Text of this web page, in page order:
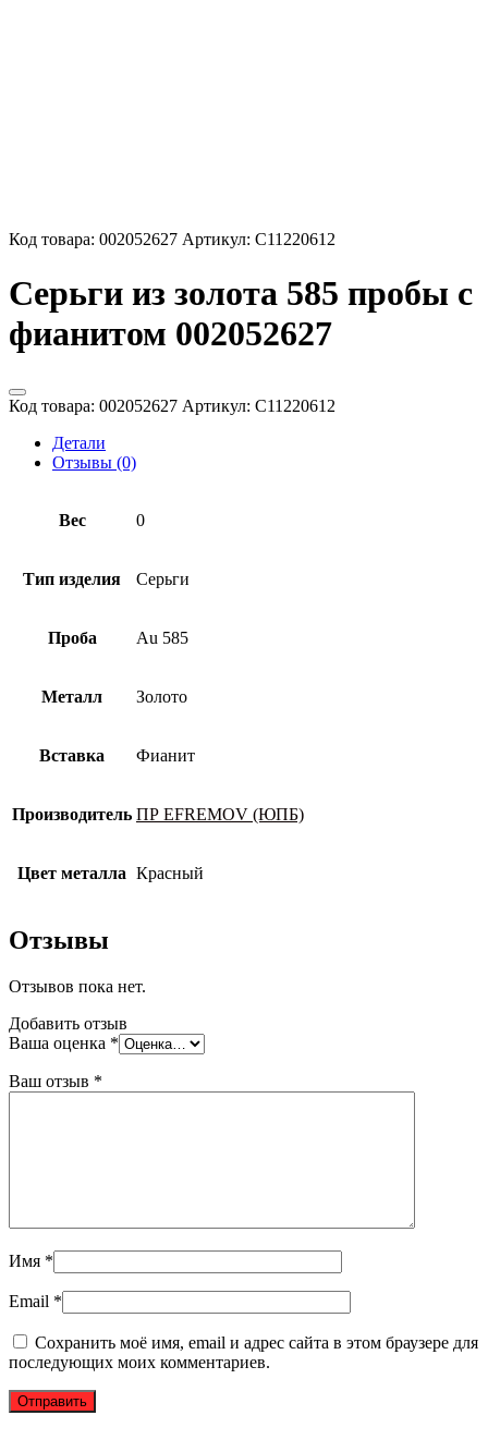
Код товара: 002052627 Артикул: С11220612
Серьги из золота 585 пробы с
фианитом 002052627
Код товара: 002052627 Артикул: С11220612
Детали
Отзывы (0)
Вес 0
Тип изделия Серьги
Проба Au 585
Металл Золото
Вставка Фианит
Производитель ПР EFREMOV (ЮПБ)
Цвет металла Красный
Отзывы
Отзывов пока нет.
Добавить отзыв
Ваша оценка *
Ваш отзыв *
Имя *
Email *
Сохранить моё имя, email и адрес сайта в этом браузере для
последующих моих комментариев.